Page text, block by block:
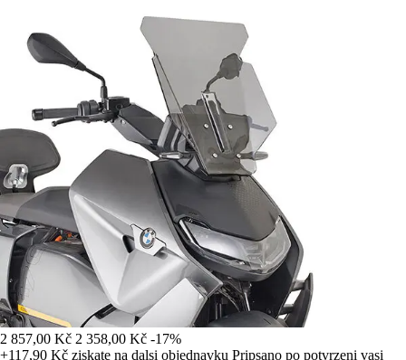
2 857,00 Kč 2 358,00 Kč -17%
+117,90 Kč ziskate na dalsi objednavku Pripsano po potvrzeni vasi